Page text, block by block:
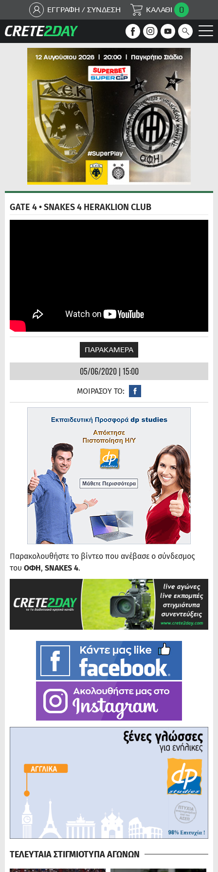
ΕΓΓΡΑΦΗ / ΣΥΝΔΕΣΗ ΚΑΛΑΘΙ 0
GATE 4 • SNAKES 4 HERAKLION CLUB
ΠΑΡΑΚΑΜΕΡΑ
05/06/2020 | 15:00
ΜΟΙΡΑΣΟΥ ΤΟ:
Παρακολουθήστε το βίντεο που ανέβασε ο σύνδεσμος
του ΟΦΗ, SNAKES 4.
ΤΕΛΕΥΤΑΙΑ ΣΤΙΓΜΙΟΤΥΠΑ ΑΓΩΝΩΝ